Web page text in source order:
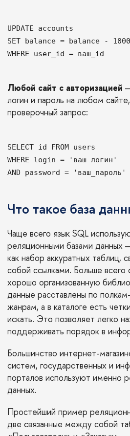
UPDATE accounts
SET balance = balance - 1000
WHERE user_id = ваш_id
Любой сайт с авторизацией
логин и пароль на любом
проверочный запрос:
SELECT id FROM users
WHERE login = 'ваш_логин'
AND password = 'ваш_пароль'
Что такое база
Чаще всего язык SQL
реляционными базами данных
как набор аккуратных таблиц,
собой ссылками. Больше всего
хорошо организованную
данные расставлены по
жанрам, а в каталоге есть
искать. Это позволяет легко
поддерживать порядок в
Большинство интернет-
систем, государственных и
порталов используют именно
данных.
Простейший пример
две связанные между собой